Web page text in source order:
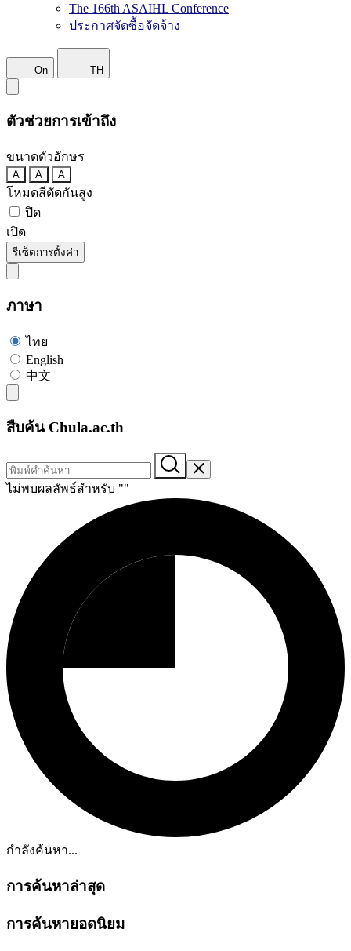
The 166th ASAIHL Conference
ประกาศจัดซื้อจัดจ้าง
On TH
ตัวช่วยการเข้าถึง
ขนาดตัวอักษร
A A A
โหมดสีตัดกันสูง
ปิด
เปิด
รีเซ็ตการตั้งค่า
ภาษา
ไทย
English
中文
สืบค้น Chula.ac.th
ไม่พบผลลัพธ์สำหรับ ""
กำลังค้นหา...
การค้นหาล่าสุด
การค้นหายอดนิยม